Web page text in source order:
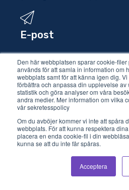
Den här webbplatsen sparar cookie-
används för att samla in information om
webbplats samt för att känna igen dig.
förbättra och anpassa din upplevelse
statistik och göra analyser om våra
andra medier. Mer information om vilka
vår sekretesspolicy
Om du avböjer kommer vi inte att spåra
webbplats. För att kunna respektera
placera en enda cookie-fil i din
kunna se att du inte får spåras.
Acceptera
E-post
support@vilkasgroup.com
sales@vilkasgroup.com